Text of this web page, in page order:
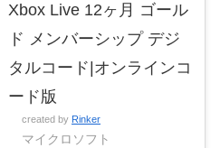
Xbox Live 12ヶ月 ゴール
ド メンバーシップ デジ
タルコード|オンラインコ
ード版
created by Rinker
マイクロソフト